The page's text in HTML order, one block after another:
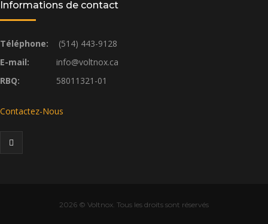
Informations de contact
Téléphone:
(514) 443-9128
E-mail:
info@voltnox.ca
RBQ:
58011321-01
Contactez-Nous
2026© Voltnox. Tous les droits sont réservés